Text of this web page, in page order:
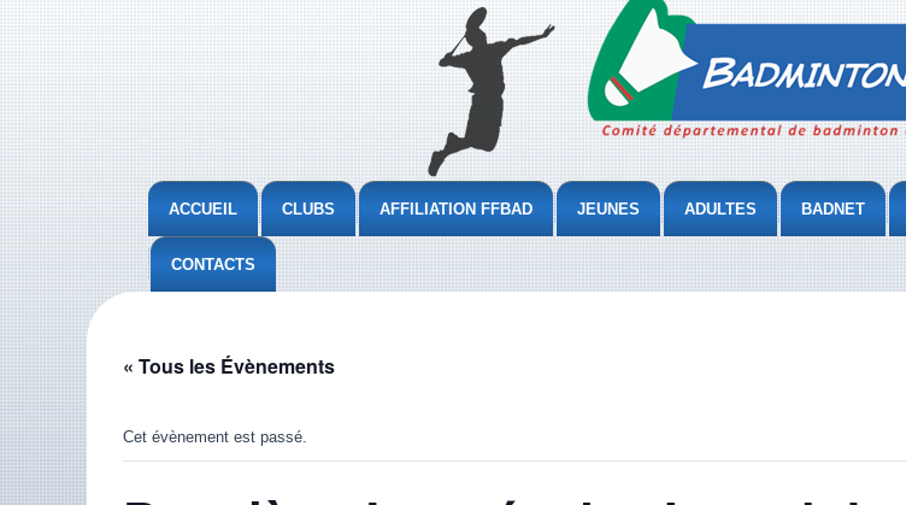
ACCUEIL CLUBS AFFILIATION FFBAD JEUNES ADULTES BADNET
CONTACTS
« Tous les Évènements
Cet évènement est passé.